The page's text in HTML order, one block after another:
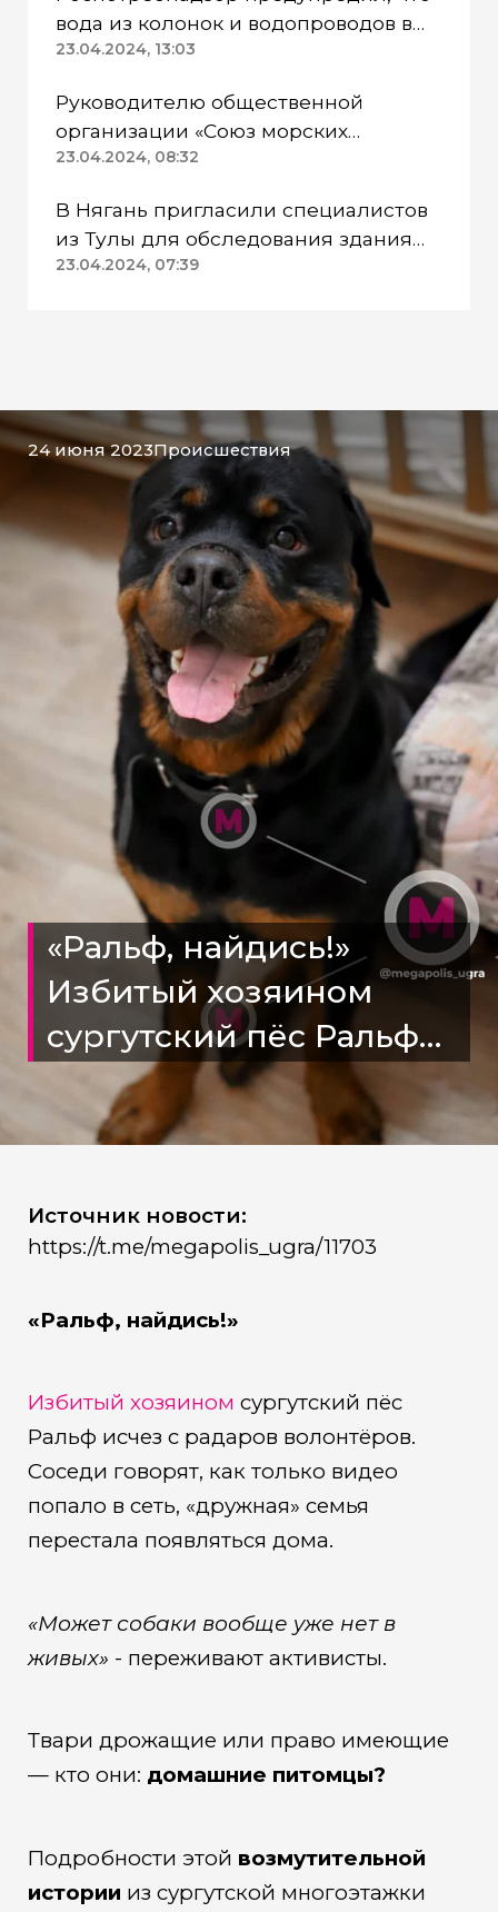
вода из колонок и водопроводов в
Казанском районе непригодна для
23.04.2024, 13:03
Руководителю общественной
организации «Союз морских
пехотинцев» Югры вынесли
23.04.2024, 08:32
В Нягань пригласили специалистов
из Тулы для обследования здания
ДК «Геолог»
23.04.2024, 07:39
24 июня 2023Происшествия
«Ральф, найдись!»
Избитый хозяином
сургутский пёс Ральф
исчез с радаров
волонтёров.
Источник новости:
https://t.me/megapolis_ugra/11703
«Ральф, найдись!»
Избитый хозяином сургутский пёс
Ральф исчез с радаров волонтёров.
Соседи говорят, как только видео
попало в сеть, «дружная» семья
перестала появляться дома.
«Может собаки вообще уже нет в
живых» - переживают активисты.
Твари дрожащие или право имеющие
— кто они: домашние питомцы?
Подробности этой возмутительной
истории из сургутской многоэтажки